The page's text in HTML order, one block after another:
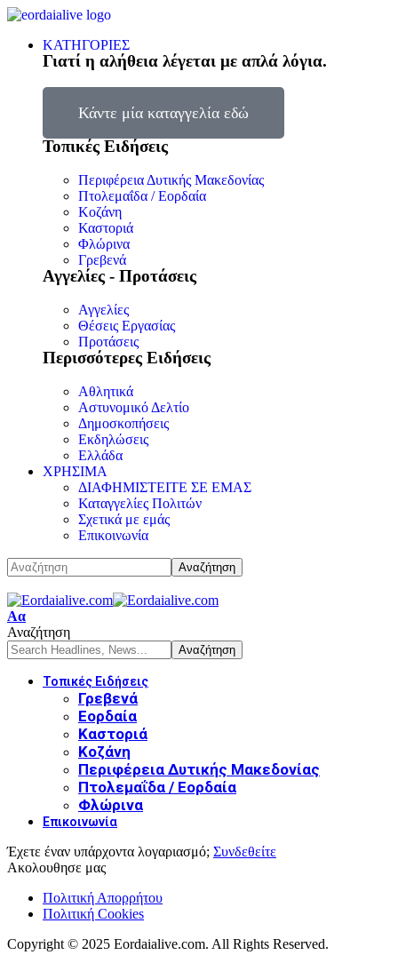
ΚΑΤΗΓΟΡΙΕΣ
Γιατί η αλήθεια λέγεται με απλά λόγια.
Κάντε μία καταγγελία εδώ
Τοπικές Ειδήσεις
Περιφέρεια Δυτικής Μακεδονίας
Πτολεμαΐδα / Εορδαία
Κοζάνη
Καστοριά
Φλώρινα
Γρεβενά
Αγγελίες - Προτάσεις
Αγγελίες
Θέσεις Εργασίας
Προτάσεις
Περισσότερες Ειδήσεις
Αθλητικά
Αστυνομικό Δελτίο
Δημοσκοπήσεις
Εκδηλώσεις
Ελλάδα
ΧΡΗΣΙΜΑ
ΔΙΑΦΗΜΙΣΤΕΙΤΕ ΣΕ ΕΜΑΣ
Καταγγελίες Πολιτών
Σχετικά με εμάς
Επικοινωνία
Αα
Αναζήτηση
Τοπικές Ειδήσεις
Γρεβενά
Εορδαία
Καστοριά
Κοζάνη
Περιφέρεια Δυτικής Μακεδονίας
Πτολεμαΐδα / Εορδαία
Φλώρινα
Επικοινωνία
Έχετε έναν υπάρχοντα λογαριασμό; Συνδεθείτε
Ακολουθησε μας
Πολιτική Απορρήτου
Πολιτική Cookies
Copyright © 2025 Eordaialive.com. All Rights Reserved.